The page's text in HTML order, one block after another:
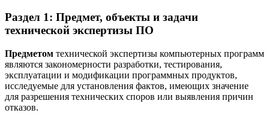
Раздел 1: Предмет, объекты и задачи
технической экспертизы ПО
Предметом технической экспертизы компьютерных программ
являются закономерности разработки, тестирования,
эксплуатации и модификации программных продуктов,
исследуемые для установления фактов, имеющих значение
для разрешения технических споров или выявления причин
отказов.